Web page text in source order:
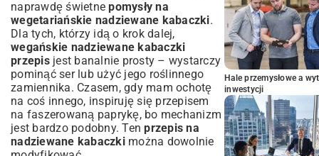
naprawdę świetnepomysły na
wegetariańskie nadziewane kabaczki.
Dla tych, którzy idą o krok dalej,
wegańskie nadziewane kabaczki
przepisjest banalnie prosty – wystarczy
pominąć ser lub użyć jego roślinnego
zamiennika. Czasem, gdy mam ochotę
na coś innego, inspiruję się przepisem
na faszerowaną paprykę, bo mechanizm
jest bardzo podobny. Tenprzepis na
nadziewane kabaczkimożna dowolnie
Hale przemysłowe a
inwestycji